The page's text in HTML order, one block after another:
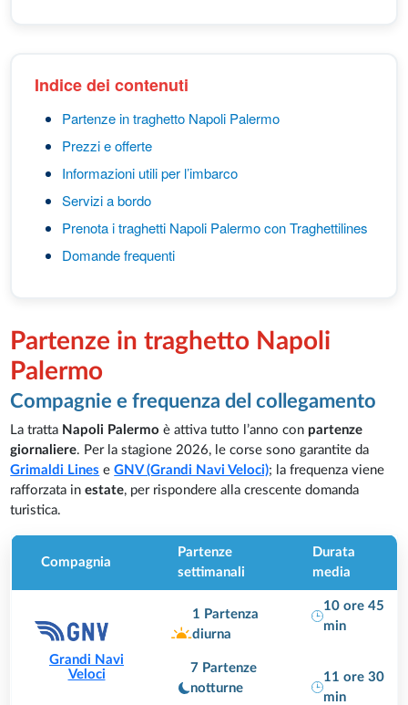
Indice dei contenuti
Partenze in traghetto Napoli Palermo
Prezzi e offerte
Informazioni utili per l’imbarco
Servizi a bordo
Prenota i traghetti Napoli Palermo con Traghettilines
Domande frequenti
Partenze in traghetto Napoli
Palermo
Compagnie e frequenza del collegamento
La tratta Napoli Palermo è attiva tutto l’anno con partenze
giornaliere. Per la stagione 2026, le corse sono garantite da
Grimaldi Lines eGNV (Grandi Navi Veloci); la frequenza viene
rafforzata inestate, per rispondere alla crescente domanda
turistica.
Compagnia
Partenze
settimanali
Durata
media
Grandi Navi
Veloci
1 Partenza
diurna
7 Partenze
notturne
10 ore 45
min
11 ore 30
min